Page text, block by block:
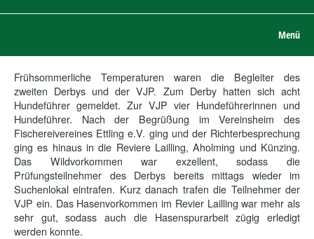
Menü
Frühsommerliche Temperaturen waren die Begleiter des
zweiten Derbys und der VJP. Zum Derby hatten sich acht
Hundeführer gemeldet. Zur VJP vier Hundeführerinnen und
Hundeführer. Nach der Begrüßung im Vereinsheim des
Fischereivereines Ettling e.V. ging und der Richterbesprechung
ging es hinaus in die Reviere Lailling, Aholming und Künzing.
Das Wildvorkommen war exzellent, sodass die
Prüfungsteilnehmer des Derbys bereits mittags wieder im
Suchenlokal eintrafen. Kurz danach trafen die Teilnehmer der
VJP ein. Das Hasenvorkommen im Revier Lailling war mehr als
sehr gut, sodass auch die Hasenspurarbeit zügig erledigt
werden konnte.